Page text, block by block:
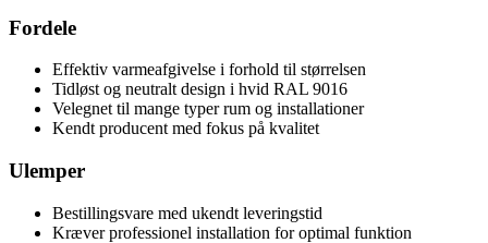
Fordele
Effektiv varmeafgivelse i forhold til størrelsen
Tidløst og neutralt design i hvid RAL 9016
Velegnet til mange typer rum og installationer
Kendt producent med fokus på kvalitet
Ulemper
Bestillingsvare med ukendt leveringstid
Kræver professionel installation for optimal funktion